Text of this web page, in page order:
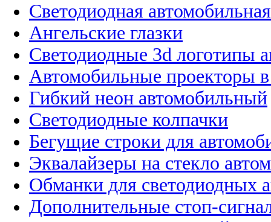
Светодиодная
Ангельские глазки
Светодиодные 3d логотипы
Автомобильные проекторы
Гибкий неон автомобильный
Светодиодные колпачки
Бегущие строки для
Эквалайзеры на стекло
Обманки для светодиодных
Дополнительные стоп-